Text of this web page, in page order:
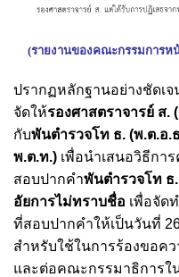
(รายงานของคณะกรรมการห
ปรากฏหลักฐานอย่างชัดเ
จัดให้รองศาสตราจารย์ ส.
กับพันตำรวจโท ธ. (พ.ต.อ
พ.ต.ท.) เพื่อนำเสนอวิธีกา
สอบปากคำพันตำรวจโท ธ.
อัยการไม่ทราบชื่อ เพื่อจัด
ที่สอบปากคำให้เป็นวันที่
สำหรับใช้ในการร้องขอค
และต่อคณะกรรมาธิการใ